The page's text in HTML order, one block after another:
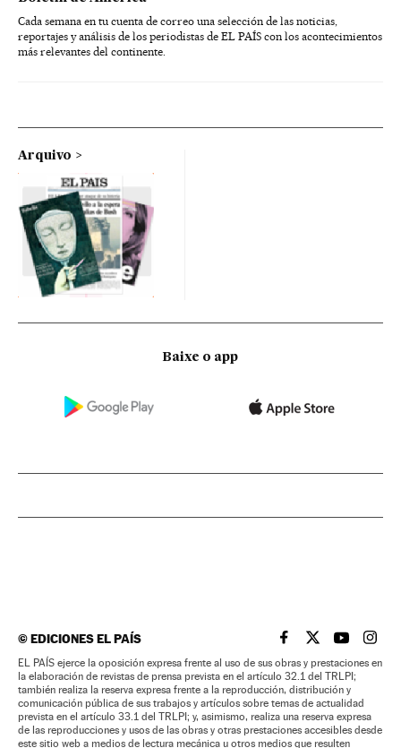
Cada semana en tu cuenta de correo una selección de las noticias,
reportajes y análisis de los periodistas de EL PAÍS con los acontecimientos
más relevantes del continente.
Arquivo
Baixe o app
©EDICIONES EL PAÍS EL PAÍS BRASIL EN
EL PAÍSEL PAÍS
EL
EL PAÍS ejerce la oposición expresa frente al uso de sus obras y prestaciones en
la elaboración de revistas de prensa prevista en el artículo 32.1 del TRLPI;
también realiza la reserva expresa frente a la reproducción, distribución y
comunicación pública de sus trabajos y artículos sobre temas de actualidad
prevista en el artículo 33.1 del TRLPI; y, asimismo, realiza una reserva expresa
de las reproducciones y usos de las obras y otras prestaciones accesibles desde
este sitio web a medios de lectura mecánica u otros medios que resulten